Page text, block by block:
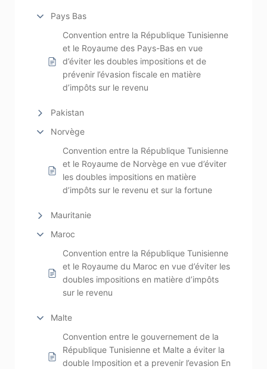
Pays Bas
Convention entre la République Tunisienne
et le Royaume des Pays-Bas en vue
d’éviter les doubles impositions et de
prévenir l’évasion fiscale en matière
d’impôts sur le revenu
Pakistan
Norvège
Convention entre la République Tunisienne
et le Royaume de Norvège en vue d’éviter
les doubles impositions en matière
d’impôts sur le revenu et sur la fortune
Mauritanie
Maroc
Convention entre la République Tunisienne
et le Royaume du Maroc en vue d’éviter les
doubles impositions en matière d’impôts
sur le revenu
Malte
Convention entre le gouvernement de la
République Tunisienne et Malte a éviter la
double Imposition et a prevenir l’evasion En